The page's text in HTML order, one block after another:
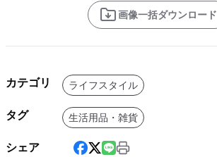
画像一括ダウンロード
カテゴリ ライフスタイル
タグ 生活用品・雑貨
シェア